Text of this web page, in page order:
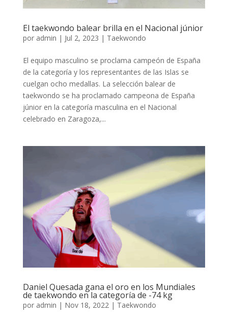
El taekwondo balear brilla en el Nacional júnior
por admin | Jul 2, 2023 | Taekwondo
El equipo masculino se proclama campeón de España
de la categoría y los representantes de las Islas se
cuelgan ocho medallas. La selección balear de
taekwondo se ha proclamado campeona de España
júnior en la categoría masculina en el Nacional
celebrado en Zaragoza,...
Daniel Quesada gana el oro en los Mundiales
de taekwondo en la categoría de -74 kg
por admin | Nov 18, 2022| Taekwondo